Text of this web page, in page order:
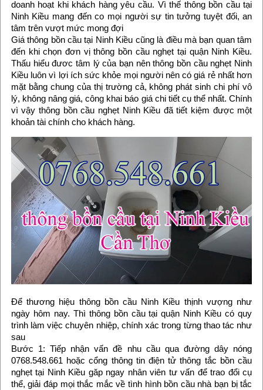
doanh hoạt khi khách hàng yêu cầu. Vì thế thông bồn cầu tại
Ninh Kiều mang đến co mọi người sự tin tưởng tuyệt đối, an
tâm trên vượt mức mong đợi
Giá thông bồn cầu tại Ninh Kiều cũng là điều mà bạn quan tâm
đến khi chọn đơn vị thông bồn cầu nghẹt tại quận Ninh Kiều.
Thấu hiểu đươc tâm lý của bạn nên thông bồn cầu nghẹt Ninh
Kiều luôn vì lợi ích sức khỏe mọi người nên có giá rẻ nhất hơn
mặt bằng chung của thị trường cả, không phát sinh chi phí vô
lý, không nâng giá, công khai báo giá chi tiết cụ thể nhất. Chính
vì vậy thông bồn cầu nghẹt Ninh Kiều đã tiết kiệm được một
khoản tài chính cho khách hàng.
Để thương hiệu thông bồn cầu Ninh Kiều thịnh vượng như
ngày hôm nay. Thì thông bồn cầu tại quận Ninh Kiều có quy
trình làm việc chuyên nhiệp, chính xác trong từng thao tác như
sau
Bước 1: Tiếp nhận vấn đề nhu cầu qua đường dây nóng
0768.548.661 hoặc cổng thông tin điện tử thông tắc bồn cầu
nghẹt tại Ninh Kiều găp ngay nhân viên tư vấn để trao đổi cụ
thể, giải đáp mọi thắc mắc về tình hình bồn cầu nhà bạn bị tắc